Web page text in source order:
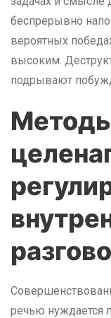
беспрерывно
вероятных
высоким.
подрывают
речью нуждается